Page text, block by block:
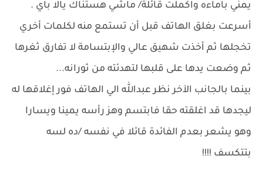
يمني باماءه واكملت قائلة/ ماشي هستناك يالا باي .
أسرعت بغلق الهاتف قبل أن تستمع منه لكلمات أخري
تخجلها ثم أخذت شهيق عالي والإبتسامة لا تفارق ثغرها
ثم وضعت يدها على قلبها لتهدئته من ثورانه...
بينما بالجانب الآخر نظر عبدالله الي الهاتف فور إغلاقها له
ليجدها قد اغلقته حقا فابتسم وهز رأسه يمينا ويسارا
وهو يشعر بعدم الفائدة قائلا في نفسه /ده لسه
بتتكسف !!!!